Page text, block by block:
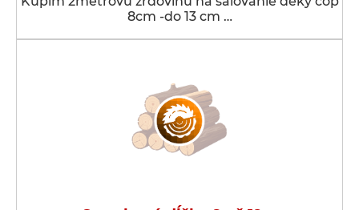
8cm -do 13 cm …